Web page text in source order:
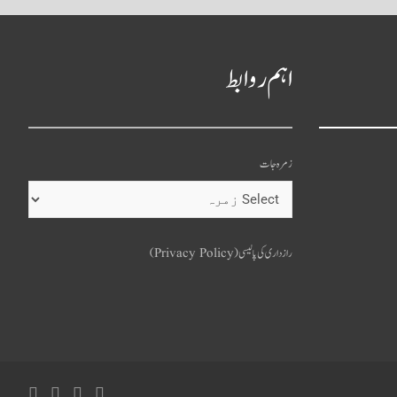
اہم روابط
زمرہ جات
رازداری کی پالیسی (Privacy Policy)